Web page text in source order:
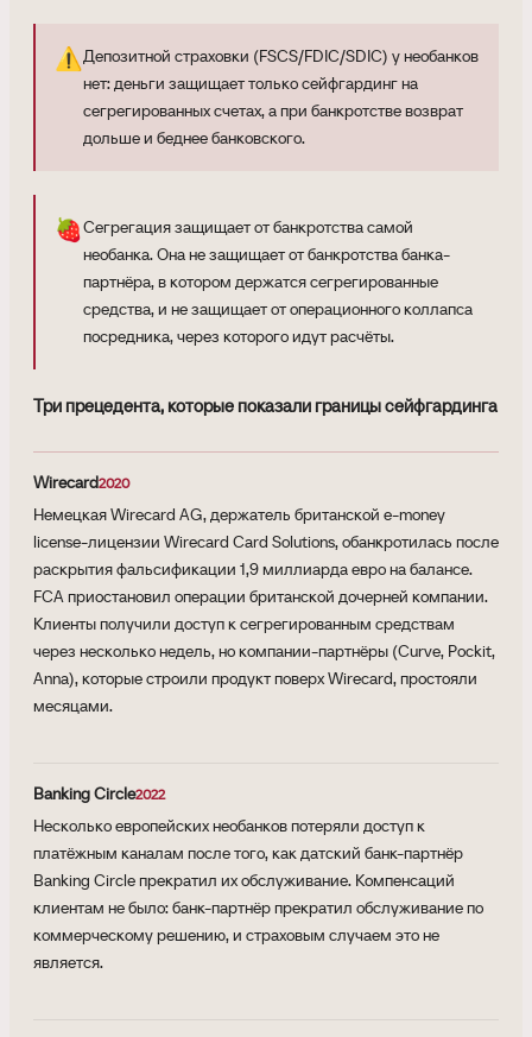
⚠️ Депозитной страховки (FSCS/FDIC/SDIC) у необанков
нет: деньги защищает только сейфгардинг на
сегрегированных счетах, а при банкротстве возврат
дольше и беднее банковского.
🍓Сегрегация защищает от банкротства самой
необанка. Она не защищает от банкротства банка-
партнёра, в котором держатся сегрегированные
средства, и не защищает от операционного коллапса
посредника, через которого идут расчёты.
Три прецедента, которые показали границы сейфгардинга
Wirecard2020
Немецкая Wirecard AG, держатель британской e-money
license-лицензии Wirecard Card Solutions, обанкротилась после
раскрытия фальсификации 1,9 миллиарда евро на балансе.
FCA приостановил операции британской дочерней компании.
Клиенты получили доступ к сегрегированным средствам
через несколько недель, но компании-партнёры (Curve, Pockit,
Anna), которые строили продукт поверх Wirecard, простояли
месяцами.
Banking Circle2022
Несколько европейских необанков потеряли доступ к
платёжным каналам после того, как датский банк-партнёр
Banking Circle прекратил их обслуживание. Компенсаций
клиентам не было: банк-партнёр прекратил обслуживание по
коммерческому решению, и страховым случаем это не
является.